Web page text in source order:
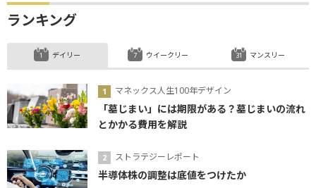
ランキング
デイリー
マネックス人生100年デザイン
「墓じまい」には期限がある？墓じまいの流れ
とかかる費用を解説
ストラテジーレポート
半導体株の調整は底値をつけたか
ウイークリー マンスリー